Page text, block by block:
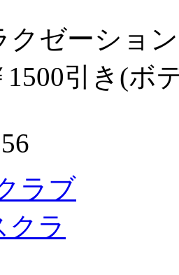
クゼーション
1500引き(ボ